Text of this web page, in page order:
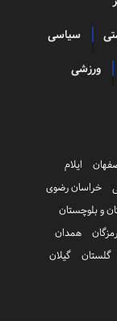
سیاسی
ورزشی
ایلام
خراسان رضوی
و بلوچستان
همدان
گلستان
گیلان